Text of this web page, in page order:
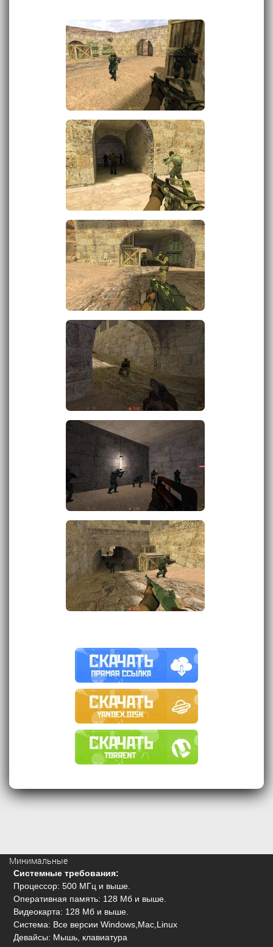
Минимальные
Системные требования:
Процессор: 500 МГц и выше.
Оперативная память: 128 Мб и выше.
Видеокарта: 128 Мб и выше.
Система: Все версии Windows,Mac,Linux
Девайсы: Мышь, клавиатура